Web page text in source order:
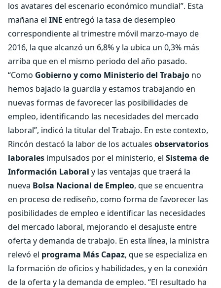
los avatares del escenario económico mundial”. Esta
mañana el INE entregó la tasa de desempleo
correspondiente al trimestre móvil marzo-mayo de
2016, la que alcanzó un 6,8% y la ubica un 0,3% más
arriba que en el mismo periodo del año pasado.
“Como Gobierno y como Ministerio del Trabajo no
hemos bajado la guardia y estamos trabajando en
nuevas formas de favorecer las posibilidades de
empleo, identificando las necesidades del mercado
laboral”, indicó la titular del Trabajo. En este contexto,
Rincón destacó la labor de los actuales observatorios
laborales impulsados por el ministerio, el Sistema de
Información Laboral y las ventajas que traerá la
nueva Bolsa Nacional de Empleo, que se encuentra
en proceso de rediseño, como forma de favorecer las
posibilidades de empleo e identificar las necesidades
del mercado laboral, mejorando el desajuste entre
oferta y demanda de trabajo. En esta línea, la ministra
relevó el programa Más Capaz, que se especializa en
la formación de oficios y habilidades, y en la conexión
de la oferta y la demanda de empleo. “El resultado ha